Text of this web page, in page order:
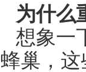
为什么
想象一
蜂巢，